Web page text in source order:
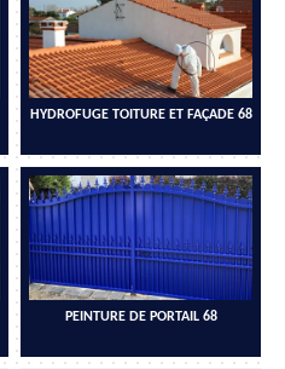
HYDROFUGE TOITURE ET FAÇADE 68
PEINTURE DE PORTAIL 68